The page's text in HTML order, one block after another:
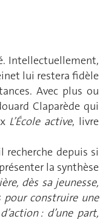
Intellectuellement,
lui restera fidèle
Avec plus ou
Claparède qui
L’École active, livre
recherche depuis si
la synthèse
dès sa jeunesse,
pour construire une
: d’une part,